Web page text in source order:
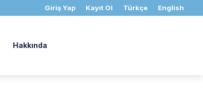
Giriş Yap Kayıt Ol Türkçe English
Hakkında